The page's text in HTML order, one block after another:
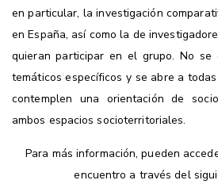
en particular, la investigación
en España, así como la de
quieran participar en el grupo. No se
temáticos específicos y se abre a
contemplen una orientación de
ambos espacios socioterritoriales.
Para más información, pueden
encuentro a través del